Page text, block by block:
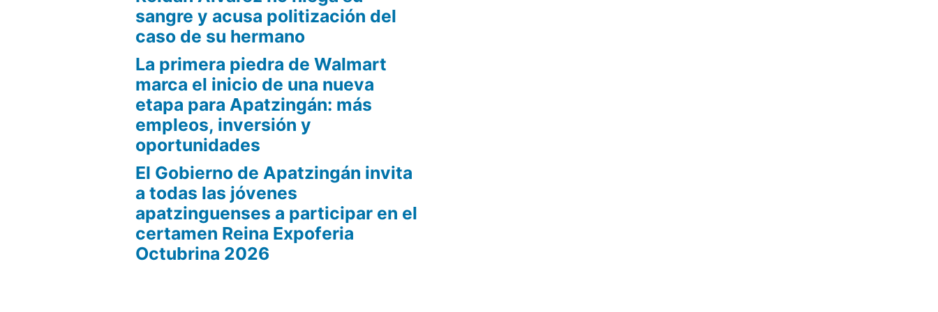
sangre y acusa politización del
caso de su hermano
La primera piedra de Walmart
marca el inicio de una nueva
etapa para Apatzingán: más
empleos, inversión y
oportunidades
El Gobierno de Apatzingán invita
a todas las jóvenes
apatzinguenses a participar en el
certamen Reina Expoferia
Octubrina 2026